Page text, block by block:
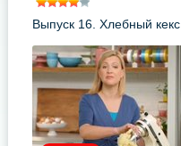
Выпуск 16. Хлебный кекс